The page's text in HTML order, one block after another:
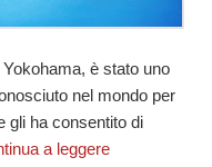
è stato uno
nel mondo per
gli ha consentito di
a leggere